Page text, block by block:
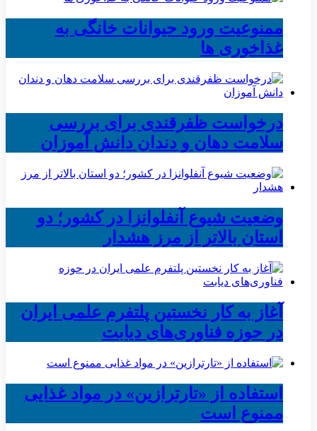
ممنوعیت ورود حیوانات خانگی به
غذاخوری ها
درخواست ظفرقندی برای بررسی
سلامت دهان و دندان دانش آموزان
وضعیت شیوع آنفلوانزا در کشور؛ دو
استان بالاتر از مرز هشدار
آغاز به کار نخستین پلتفرم علمی ایران
در حوزه فناوری‌های دیابت
استفاده از «تارترازین» در مواد غذایی
ممنوع است